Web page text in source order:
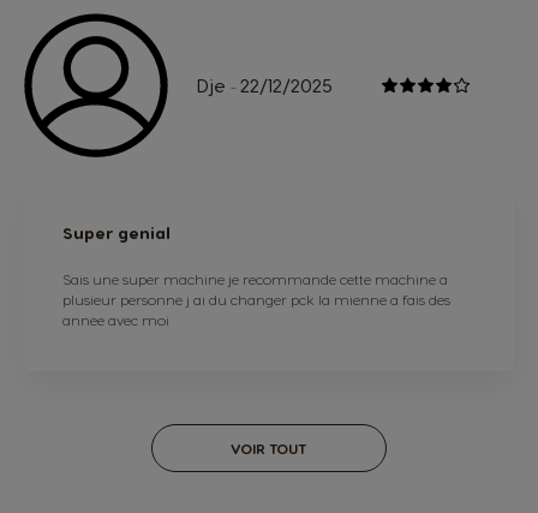
Dje - 22/12/2025
Super genial
Sais une super machine je recommande cette machine a
plusieur personne j ai du changer pck la mienne a fais des
annee avec moi
VOIR TOUT